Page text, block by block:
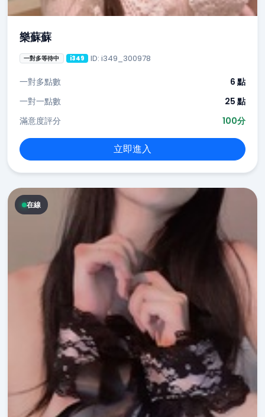
樂蘇蘇
一對多等待中 i349 ID: i349_300978
一對多點數
6 點
一對一點數
25 點
滿意度評分
100分
立即進入
在線